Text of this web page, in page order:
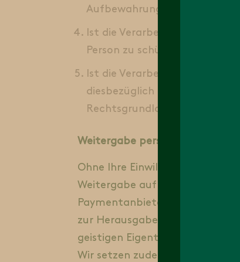
Aufbewahrungspflichten), so
Ist die Verarbeitung
Person zu schützen, so ist Art.
Ist die Verarbeitung zur
diesbezüglich Ihre Interessen
Rechtsgrundlage.
Weitergabe
Ohne Ihre Einwilligung geben
Weitergabe auf der Grundlage
Paymentanbieter zur
zur Herausgabe der Daten
geistigen Eigentum.
Wir setzen zudem